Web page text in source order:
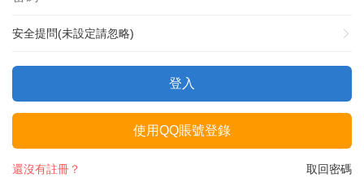
安全提問(未設定請忽略)
登入
使用QQ賬號登錄
取回密碼
還沒有註冊？